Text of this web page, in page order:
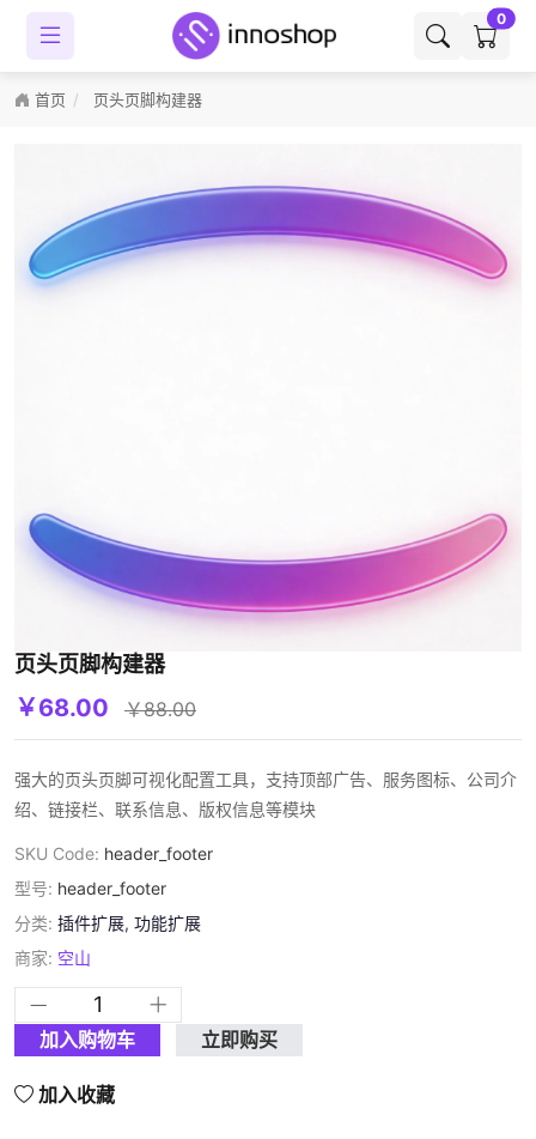
0
首页 页头页脚构建器
页头页脚构建器
￥68.00 ￥88.00
强大的页头页脚可视化配置工具，支持顶部广告、服务图标、公司介
绍、链接栏、联系信息、版权信息等模块
SKU Code: header_footer
型号: header_footer
分类: 插件扩展, 功能扩展
商家: 空山
加入购物车 立即购买
加入收藏